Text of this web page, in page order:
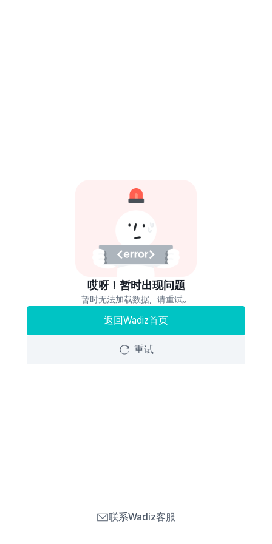
哎呀！暂时出现问题
暂时无法加载数据，请重试。
返回Wadiz首页
重试
联系Wadiz客服